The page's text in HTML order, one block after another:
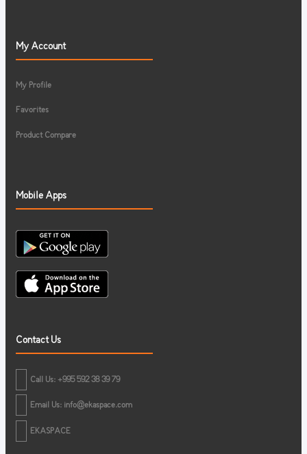
My Account
My Profile
Favorites
Product Compare
Mobile Apps
Contact Us
Call Us: +995 592 38 39 79
Email Us: info@ekaspace.com
EKASPACE